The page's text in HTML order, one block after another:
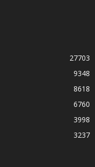
27703
9348
8618
6760
3998
3237